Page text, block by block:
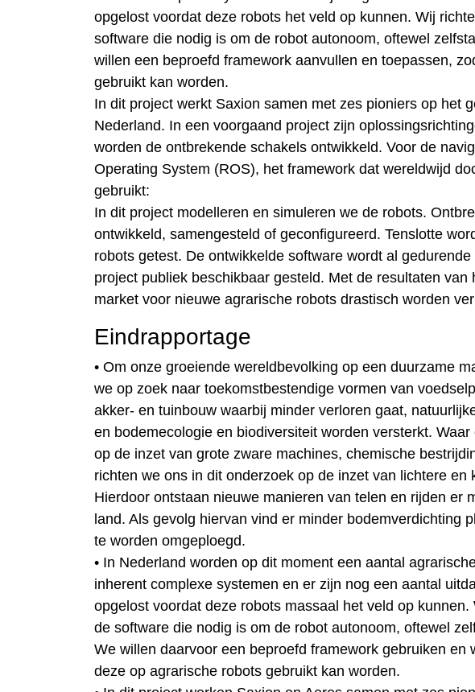
opgelost voordat deze robots het veld op kunnen. Wij
software die nodig is om de robot autonoom, oftewel
willen een beproefd framework aanvullen en toepassen,
gebruikt kan worden.
In dit project werkt Saxion samen met zes pioniers op het
Nederland. In een voorgaand project zijn
worden de ontbrekende schakels ontwikkeld. Voor de
Operating System (ROS), het framework dat wereldwijd
gebruikt:
In dit project modelleren en simuleren we de robots.
ontwikkeld, samengesteld of geconfigureerd. Tenslotte
robots getest. De ontwikkelde software wordt al
project publiek beschikbaar gesteld. Met de resultaten
market voor nieuwe agrarische robots drastisch worden
Eindrapportage
• Om onze groeiende wereldbevolking op een duurzame
we op zoek naar toekomstbestendige vormen van
akker- en tuinbouw waarbij minder verloren gaat,
en bodemecologie en biodiversiteit worden versterkt.
op de inzet van grote zware machines, chemische
richten we ons in dit onderzoek op de inzet van lichtere en
Hierdoor ontstaan nieuwe manieren van telen en rijden er
land. Als gevolg hiervan vind er minder bodemverdichting
te worden omgeploegd.
• In Nederland worden op dit moment een aantal
inherent complexe systemen en er zijn nog een aantal
opgelost voordat deze robots massaal het veld op
de software die nodig is om de robot autonoom, oftewel
We willen daarvoor een beproefd framework gebruiken en
deze op agrarische robots gebruikt kan worden.